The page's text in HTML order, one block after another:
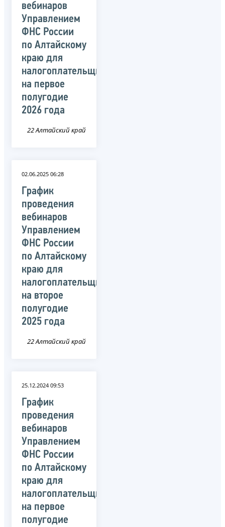
вебинаров
Управлением
ФНС России
по Алтайскому
краю для
налогоплательщиков
на первое
полугодие
2026 года
22 Алтайский край
02.06.2025 06:28
График
проведения
вебинаров
Управлением
ФНС России
по Алтайскому
краю для
налогоплательщиков
на второе
полугодие
2025 года
22 Алтайский край
25.12.2024 09:53
График
проведения
вебинаров
Управлением
ФНС России
по Алтайскому
краю для
налогоплательщиков
на первое
полугодие